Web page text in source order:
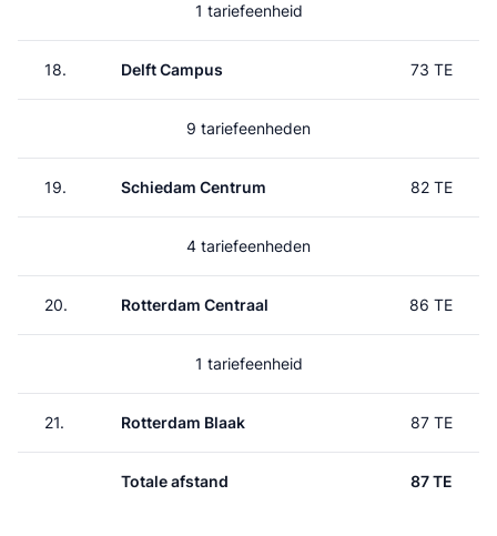
1 tariefeenheid
18. Delft Campus 73 TE
9 tariefeenheden
19. Schiedam Centrum 82 TE
4 tariefeenheden
20. Rotterdam Centraal 86 TE
1 tariefeenheid
21. Rotterdam Blaak 87 TE
Totale afstand 87 TE